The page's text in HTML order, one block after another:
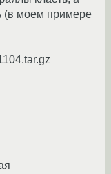
(в моем примере